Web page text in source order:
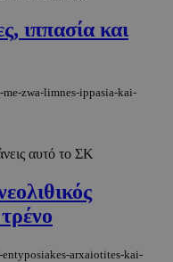
ιππασία και
zwa-limnes-ippasia-kai-
αυτό το ΣΚ
arxaiotites-kai-
adserver.com
www.must.com.cy